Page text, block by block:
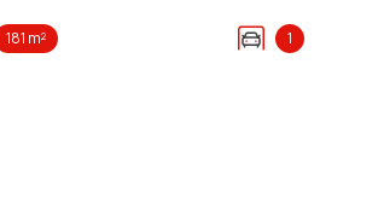
181 m² 1